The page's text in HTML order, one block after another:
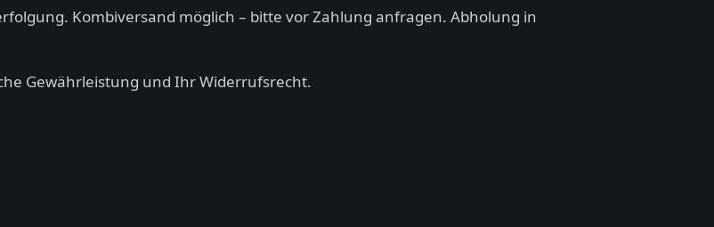
Kombiversand möglich – bitte vor Zahlung anfragen. Abholung in
Gewährleistung und Ihr Widerrufsrecht.